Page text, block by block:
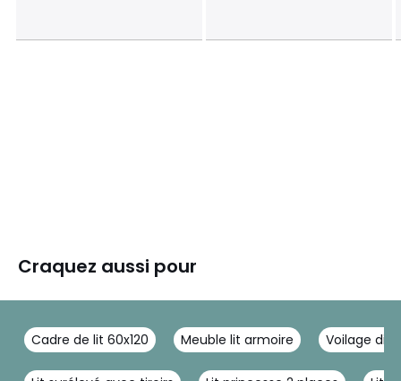
Craquez aussi pour
Cadre de lit 60x120 Meuble lit armoire Voilage